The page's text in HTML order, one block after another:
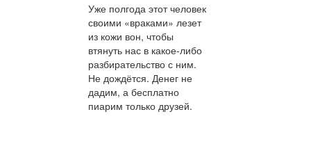
Уже полгода этот человек
своими «враками» лезет
из кожи вон, чтобы
втянуть нас в какое-либо
разбирательство с ним.
Не дождётся. Денег не
дадим, а бесплатно
пиарим только друзей.